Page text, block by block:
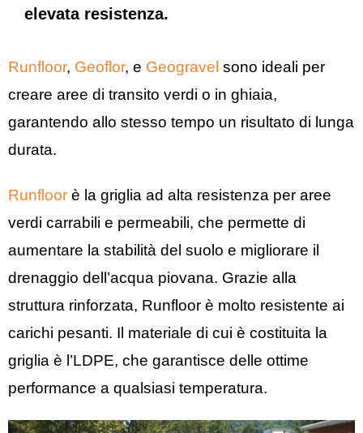
elevata resistenza.
Runfloor, Geoflor, e Geogravel sono ideali per
creare aree di transito verdi o in ghiaia,
garantendo allo stesso tempo un risultato di lunga
durata.
Runfloor è la griglia ad alta resistenza per aree
verdi carrabili e permeabili, che permette di
aumentare la stabilità del suolo e migliorare il
drenaggio dell’acqua piovana. Grazie alla
struttura rinforzata, Runfloor è molto resistente ai
carichi pesanti. Il materiale di cui è costituita la
griglia è l’LDPE, che garantisce delle ottime
performance a qualsiasi temperatura.